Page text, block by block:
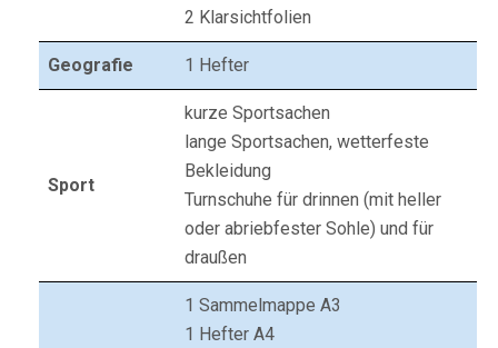
2 Klarsichtfolien
Geografie 1 Hefter
Sport
kurze Sportsachen
lange Sportsachen, wetterfeste
Bekleidung
Turnschuhe für drinnen (mit heller
oder abriebfester Sohle) und für
draußen
1 Sammelmappe A3
1 Hefter A4